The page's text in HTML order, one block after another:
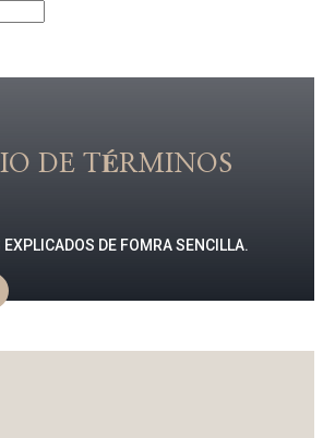
DE TÉRMINOS
DE FOMRA SENCILLA.